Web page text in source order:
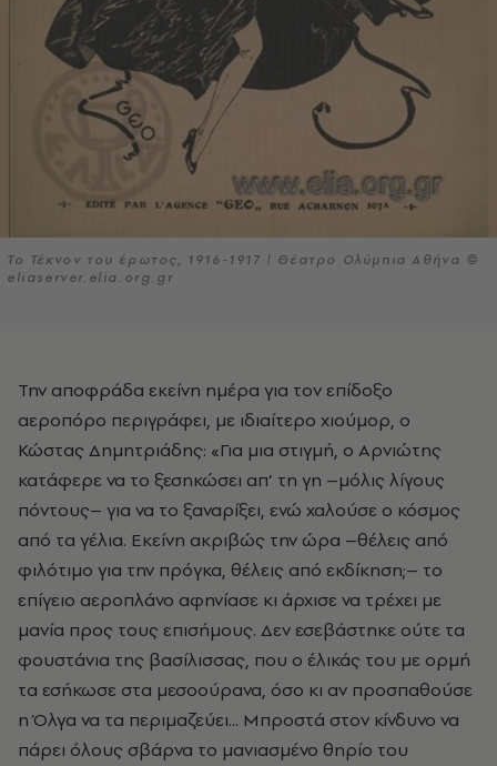
Το Τέκνον του έρωτος, 1916-1917 | Θέατρο Ολύμπια Αθήνα ©
eliaserver.elia.org.gr
Την αποφράδα εκείνη ημέρα για τον επίδοξο
αεροπόρο περιγράφει, με ιδιαίτερο χιούμορ, ο
Κώστας Δημητριάδης: «Για μια στιγμή, ο Αρνιώτης
κατάφερε να το ξεσηκώσει απ’ τη γη –μόλις λίγους
πόντους– για να το ξαναρίξει, ενώ χαλούσε ο κόσμος
από τα γέλια. Εκείνη ακριβώς την ώρα –θέλεις από
φιλότιμο για την πρόγκα, θέλεις από εκδίκηση;– το
επίγειο αεροπλάνο αφηνίασε κι άρχισε να τρέχει με
μανία προς τους επισήμους. Δεν εσεβάστηκε ούτε τα
φουστάνια της βασίλισσας, που ο έλικάς του με ορμή
τα εσήκωσε στα μεσοούρανα, όσο κι αν προσπαθούσε
η Όλγα να τα περιμαζεύει... Μπροστά στον κίνδυνο να
πάρει όλους σβάρνα το μανιασμένο θηρίο του